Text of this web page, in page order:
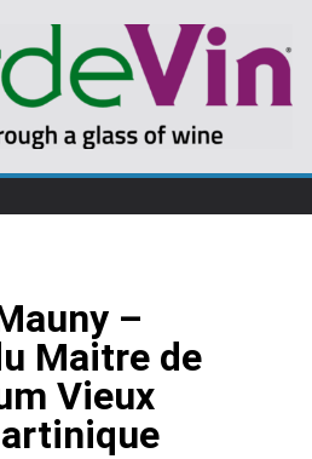
–
Maitre de
Vieux